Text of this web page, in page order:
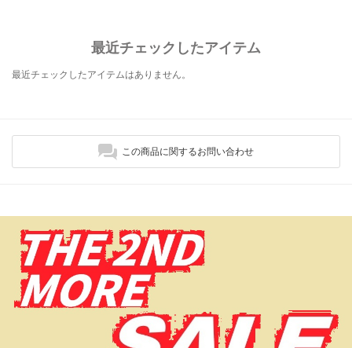
最近チェックしたアイテム
最近チェックしたアイテムはありません。
この商品に関するお問い合わせ